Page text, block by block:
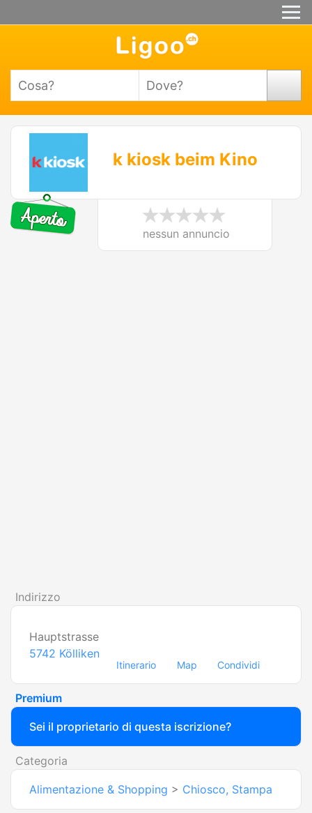
k kiosk beim Kino
nessun annuncio
Indirizzo
Hauptstrasse
5742 Kölliken
Itinerario Map Condividi
Premium
Sei il proprietario di questa iscrizione?
Categoria
Alimentazione & Shopping > Chiosco, Stampa